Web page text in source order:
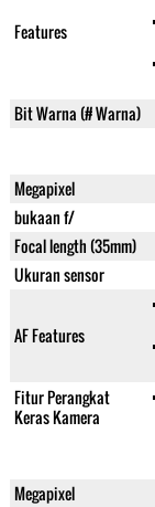
Features
Bit Warna (# Warna)
Megapixel
bukaan f/
Focal length (35mm)
Ukuran sensor
AF Features
Fitur Perangkat
Keras Kamera
Megapixel